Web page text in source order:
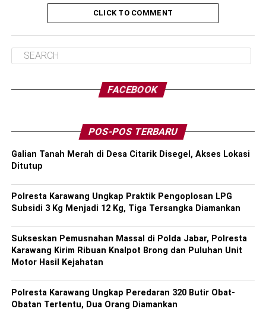
CLICK TO COMMENT
FACEBOOK
POS-POS TERBARU
Galian Tanah Merah di Desa Citarik Disegel, Akses Lokasi
Ditutup
Polresta Karawang Ungkap Praktik Pengoplosan LPG
Subsidi 3 Kg Menjadi 12 Kg, Tiga Tersangka Diamankan
Sukseskan Pemusnahan Massal di Polda Jabar, Polresta
Karawang Kirim Ribuan Knalpot Brong dan Puluhan Unit
Motor Hasil Kejahatan
Polresta Karawang Ungkap Peredaran 320 Butir Obat-
Obatan Tertentu, Dua Orang Diamankan